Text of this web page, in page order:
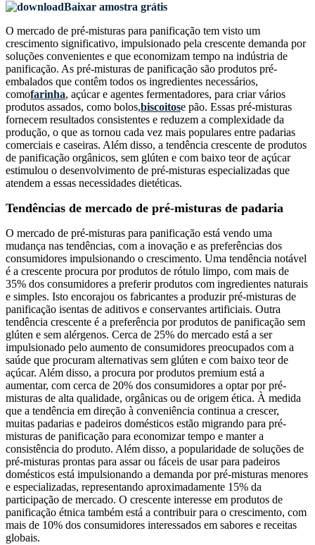
Baixar amostra grátis
O mercado de pré-misturas para panificação tem visto um
crescimento significativo, impulsionado pela crescente demanda por
soluções convenientes e que economizam tempo na indústria de
panificação. As pré-misturas de panificação são produtos pré-
embalados que contêm todos os ingredientes necessários,
comofarinha, açúcar e agentes fermentadores, para criar vários
produtos assados, como bolos,biscoitose pão. Essas pré-misturas
fornecem resultados consistentes e reduzem a complexidade da
produção, o que as tornou cada vez mais populares entre padarias
comerciais e caseiras. Além disso, a tendência crescente de produtos
de panificação orgânicos, sem glúten e com baixo teor de açúcar
estimulou o desenvolvimento de pré-misturas especializadas que
atendem a essas necessidades dietéticas.
Tendências de mercado de pré-misturas de padaria
O mercado de pré-misturas para panificação está vendo uma
mudança nas tendências, com a inovação e as preferências dos
consumidores impulsionando o crescimento. Uma tendência notável
é a crescente procura por produtos de rótulo limpo, com mais de
35% dos consumidores a preferir produtos com ingredientes naturais
e simples. Isto encorajou os fabricantes a produzir pré-misturas de
panificação isentas de aditivos e conservantes artificiais. Outra
tendência crescente é a preferência por produtos de panificação sem
glúten e sem alérgenos. Cerca de 25% do mercado está a ser
impulsionado pelo aumento de consumidores preocupados com a
saúde que procuram alternativas sem glúten e com baixo teor de
açúcar. Além disso, a procura por produtos premium está a
aumentar, com cerca de 20% dos consumidores a optar por pré-
misturas de alta qualidade, orgânicas ou de origem ética. À medida
que a tendência em direção à conveniência continua a crescer,
muitas padarias e padeiros domésticos estão migrando para pré-
misturas de panificação para economizar tempo e manter a
consistência do produto. Além disso, a popularidade de soluções de
pré-misturas prontas para assar ou fáceis de usar para padeiros
domésticos está impulsionando a demanda por pré-misturas menores
e especializadas, representando aproximadamente 15% da
participação de mercado. O crescente interesse em produtos de
panificação étnica também está a contribuir para o crescimento, com
mais de 10% dos consumidores interessados ​​em sabores e receitas
globais.